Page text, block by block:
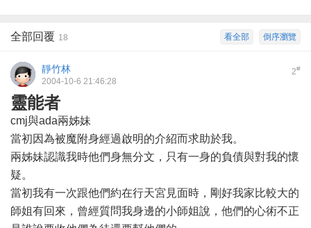
倒序瀏覽
看全部
全部回覆 18
2#
靜竹林
2004-10-6 21:46:28
靈能者
cmj與ada兩姊妹
當初因為被魔附身經過啟明的介紹而求助於我。
兩姊妹認識我時他們身無分文，只有一身的負債與對我的懷
疑。
當初我有一次跟他們約在行天宮見面時，剛好我家比較大的
師姐有回來，曾經質問我身邊的小師姐說，他們的心術不正